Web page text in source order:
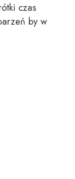
czas
by w